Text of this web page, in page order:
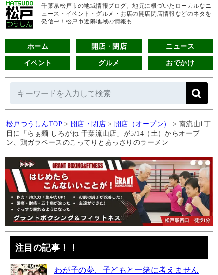
千葉県松戸市の地域情報ブログ。地元に根づいたローカルなニ
ュース・イベント・グルメ・お店の開店閉店情報などのネタを
発信中！松戸市近隣地域の情報も
ホーム 開店・閉店 ニュース
イベント グルメ おでかけ
松戸つうしんTOP > 開店・閉店 > 開店（オープン） > 南流山1丁
目に「らぁ麺 しろがね 千葉流山店」が5/14（土）からオープ
ン、鶏ガラベースのこってりとあっさりのラーメン
注目の記事！！
わが子の夢、子どもと一緒に考えません